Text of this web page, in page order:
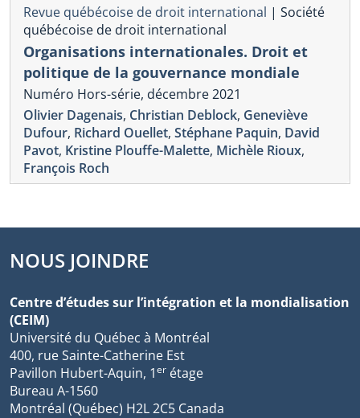
Revue québécoise de droit international | Société
québécoise de droit international
Organisations internationales. Droit et
politique de la gouvernance mondiale
Numéro Hors-série, décembre 2021
Olivier Dagenais, Christian Deblock, Geneviève
Dufour, Richard Ouellet, Stéphane Paquin, David
Pavot, Kristine Plouffe-Malette, Michèle Rioux,
François Roch
NOUS JOINDRE
Centre d’études sur l’intégration et la mondialisation
(CEIM)
Université du Québec à Montréal
400, rue Sainte-Catherine Est
Pavillon Hubert-Aquin, 1er étage
Bureau A-1560
Montréal (Québec) H2L 2C5 Canada